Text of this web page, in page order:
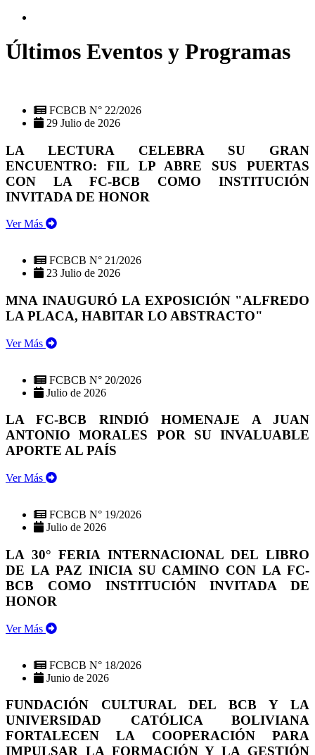
Últimos Eventos y Programas
FCBCB N° 22/2026
29 Julio de 2026
LA LECTURA CELEBRA SU GRAN
ENCUENTRO: FIL LP ABRE SUS PUERTAS
CON LA FC-BCB COMO INSTITUCIÓN
INVITADA DE HONOR
Ver Más
FCBCB N° 21/2026
23 Julio de 2026
MNA INAUGURÓ LA EXPOSICIÓN "ALFREDO
LA PLACA, HABITAR LO ABSTRACTO"
Ver Más
FCBCB N° 20/2026
Julio de 2026
LA FC-BCB RINDIÓ HOMENAJE A JUAN
ANTONIO MORALES POR SU INVALUABLE
APORTE AL PAÍS
Ver Más
FCBCB N° 19/2026
Julio de 2026
LA 30° FERIA INTERNACIONAL DEL LIBRO
DE LA PAZ INICIA SU CAMINO CON LA FC-
BCB COMO INSTITUCIÓN INVITADA DE
HONOR
Ver Más
FCBCB N° 18/2026
Junio de 2026
FUNDACIÓN CULTURAL DEL BCB Y LA
UNIVERSIDAD CATÓLICA BOLIVIANA
FORTALECEN LA COOPERACIÓN PARA
IMPULSAR LA FORMACIÓN Y LA GESTIÓN